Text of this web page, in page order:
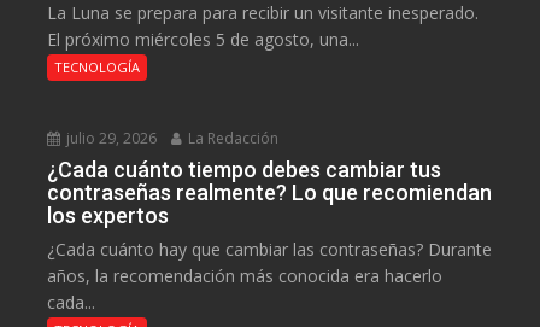
La Luna se prepara para recibir un visitante inesperado.
El próximo miércoles 5 de agosto, una...
TECNOLOGÍA
julio 29, 2026 La Redacción
¿Cada cuánto tiempo debes cambiar tus
contraseñas realmente? Lo que recomiendan
los expertos
¿Cada cuánto hay que cambiar las contraseñas? Durante
años, la recomendación más conocida era hacerlo
cada...